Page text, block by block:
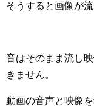
そうすると画像が
音はそのまま流し
きません。
動画の音声と映像